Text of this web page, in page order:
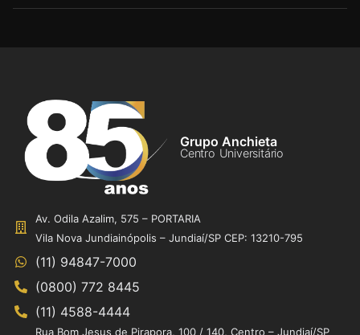
Grupo Anchieta
Centro Universitário
Av. Odila Azalim, 575 – PORTARIA
Vila Nova Jundiainópolis – Jundiaí/SP CEP: 13210-795
(11) 94847-7000
(0800) 772 8445
(11) 4588-4444
Rua Bom Jesus de Pirapora, 100 / 140, Centro – Jundiaí/SP